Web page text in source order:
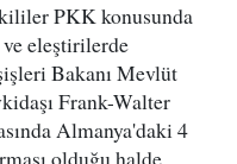
PKK konusunda
eleştirilerde
Bakanı Mevlüt
Frank-Walter
Almanya'daki 4
olduğu halde